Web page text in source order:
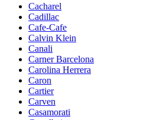
Cacharel
Cadillac
Cafe-Cafe
Calvin Klein
Canali
Carner Barcelona
Carolina Herrera
Caron
Cartier
Carven
Casamorati